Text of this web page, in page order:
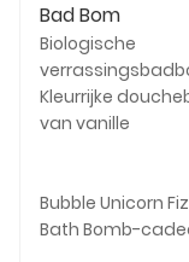
Bad Bom
Biologische
Kleurrijke
van vanille
Bubble Unicorn
Bath Bomb-